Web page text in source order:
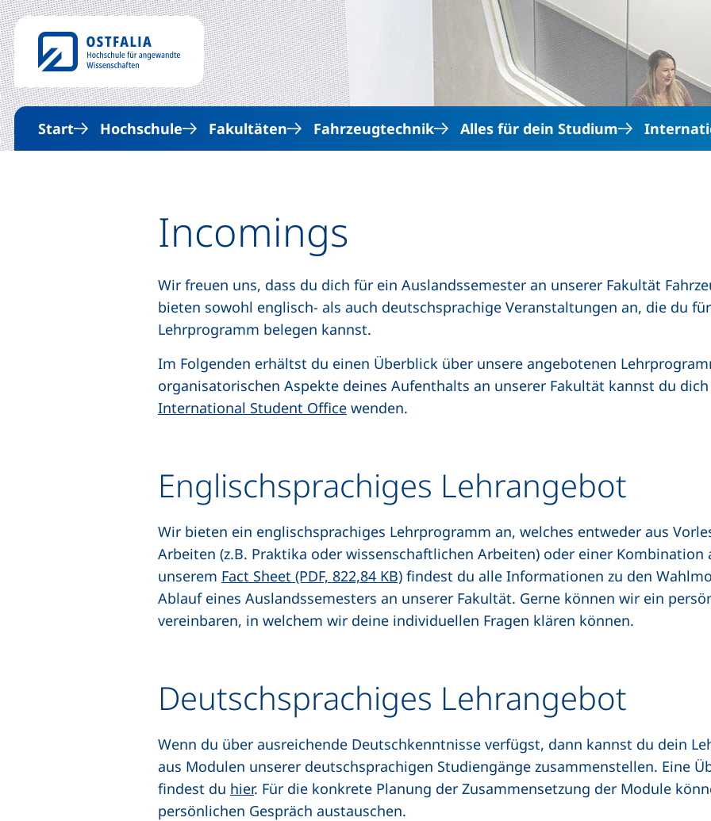
Direkt zum Inhalt
Start Hochschule Fakultäten Fahrzeugtechnik Alles für dein Studium
Incomings
Wir freuen uns, dass du dich für ein Auslandssemester an unserer Fakultät
bieten sowohl englisch- als auch deutschsprachige Veranstaltungen an, die du
Lehrprogramm belegen kannst.
Im Folgenden erhältst du einen Überblick über unsere angebotenen
organisatorischen Aspekte deines Aufenthalts an unserer Fakultät kannst du
International Student Office wenden.
Englischsprachiges Lehrangebot
Wir bieten ein englischsprachiges Lehrprogramm an, welches entweder aus
Arbeiten (z.B. Praktika oder wissenschaftlichen Arbeiten) oder einer
unserem Fact Sheet (PDF, 822,84 KB)(öffnet neues Fenster), (nicht barrierefrei)
findest du alle Informationen zu den
Ablauf eines Auslandssemesters an unserer Fakultät. Gerne können wir ein
vereinbaren, in welchem wir deine individuellen Fragen klären können.
Deutschsprachiges Lehrangebot
Wenn du über ausreichende Deutschkenntnisse verfügst, dann kannst du dein
aus Modulen unserer deutschsprachigen Studiengänge zusammenstellen. Eine
findest du hier. Für die konkrete Planung der Zusammensetzung der Module
persönlichen Gespräch austauschen.